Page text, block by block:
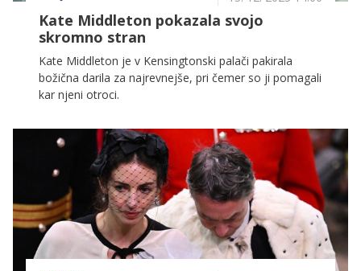
Kate Middleton pokazala svojo
skromno stran
Kate Middleton je v Kensingtonski palači pakirala
božična darila za najrevnejše, pri čemer so ji pomagali
kar njeni otroci.